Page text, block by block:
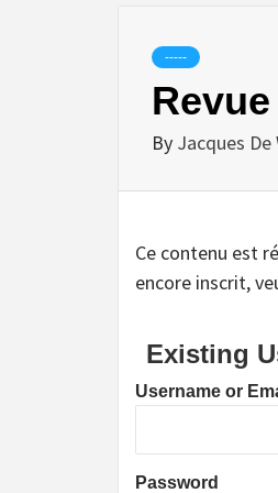
-----
By Jacques
Ce contenu est
encore inscrit,
Existing
Username or
Password